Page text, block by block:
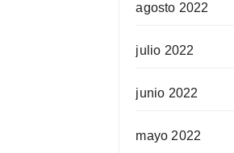
agosto 2022
julio 2022
junio 2022
mayo 2022